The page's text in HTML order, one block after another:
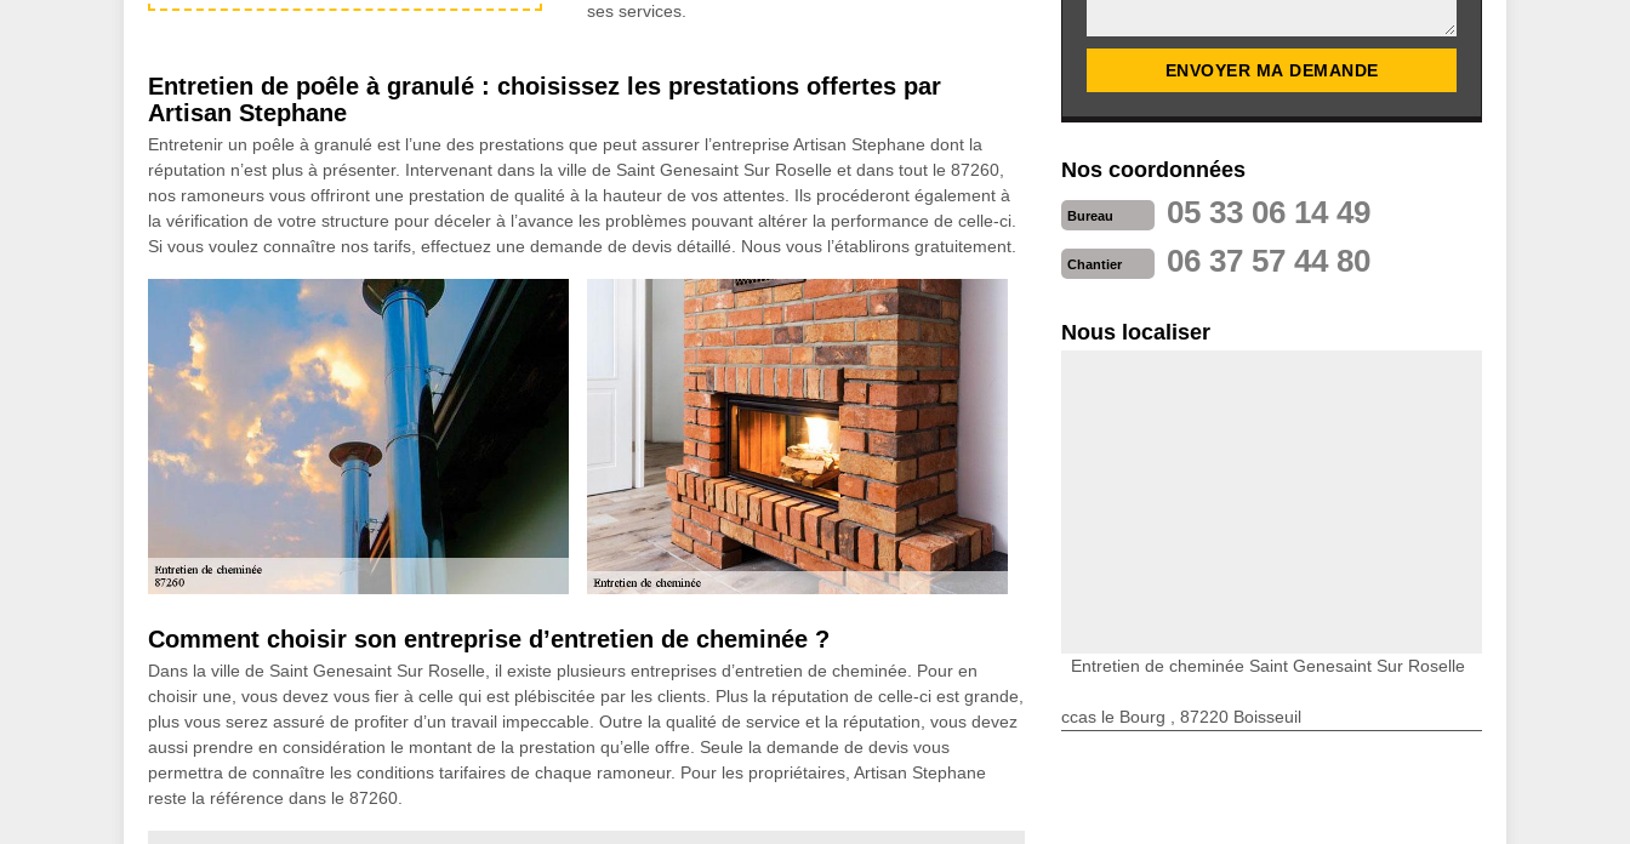
ses services.
Entretien de poêle à granulé : choisissez les prestations offertes par
Artisan Stephane
Entretenir un poêle à granulé est l’une des prestations que peut assurer l’entreprise Artisan Stephane dont la
réputation n’est plus à présenter. Intervenant dans la ville de Saint Genesaint Sur Roselle et dans tout le 87260,
nos ramoneurs vous offriront une prestation de qualité à la hauteur de vos attentes. Ils procéderont également à
la vérification de votre structure pour déceler à l’avance les problèmes pouvant altérer la performance de celle-ci.
Si vous voulez connaître nos tarifs, effectuez une demande de devis détaillé. Nous vous l’établirons gratuitement.
Comment choisir son entreprise d’entretien de cheminée ?
Dans la ville de Saint Genesaint Sur Roselle, il existe plusieurs entreprises d’entretien de cheminée. Pour en
choisir une, vous devez vous fier à celle qui est plébiscitée par les clients. Plus la réputation de celle-ci est grande,
plus vous serez assuré de profiter d’un travail impeccable. Outre la qualité de service et la réputation, vous devez
aussi prendre en considération le montant de la prestation qu’elle offre. Seule la demande de devis vous
permettra de connaître les conditions tarifaires de chaque ramoneur. Pour les propriétaires, Artisan Stephane
reste la référence dans le 87260.
Nos coordonnées
Bureau 05 33 06 14 49
Chantier 06 37 57 44 80
Nous localiser
Entretien de cheminée Saint Genesaint Sur Roselle
ccas le Bourg , 87220 Boisseuil